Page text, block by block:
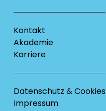
Kontakt
Akademie
Karriere
Datenschutz & Cookies
Impressum